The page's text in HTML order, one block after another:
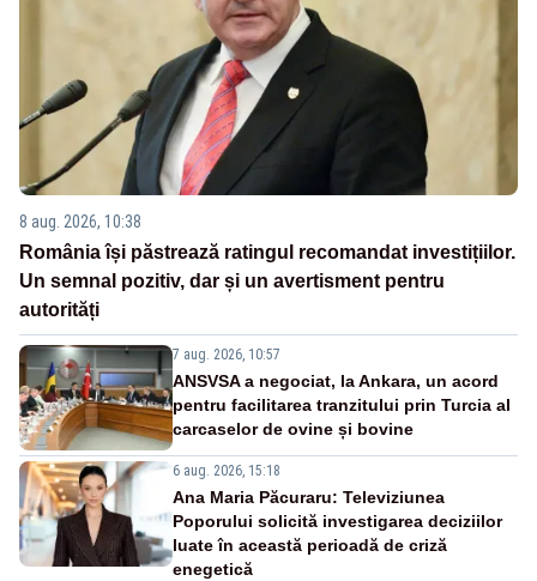
8 aug. 2026, 10:38
România își păstrează ratingul recomandat investițiilor.
Un semnal pozitiv, dar și un avertisment pentru
autorități
7 aug. 2026, 10:57
ANSVSA a negociat, la Ankara, un acord
pentru facilitarea tranzitului prin Turcia al
carcaselor de ovine și bovine
6 aug. 2026, 15:18
Ana Maria Păcuraru: Televiziunea
Poporului solicită investigarea deciziilor
luate în această perioadă de criză
enegetică